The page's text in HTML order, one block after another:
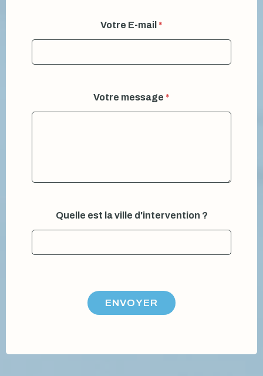
Votre E-mail *
Votre message *
Quelle est la ville d'intervention ?
ENVOYER